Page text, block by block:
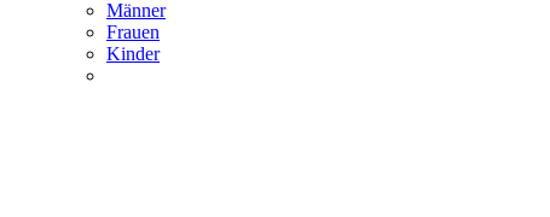
Männer
Frauen
Kinder